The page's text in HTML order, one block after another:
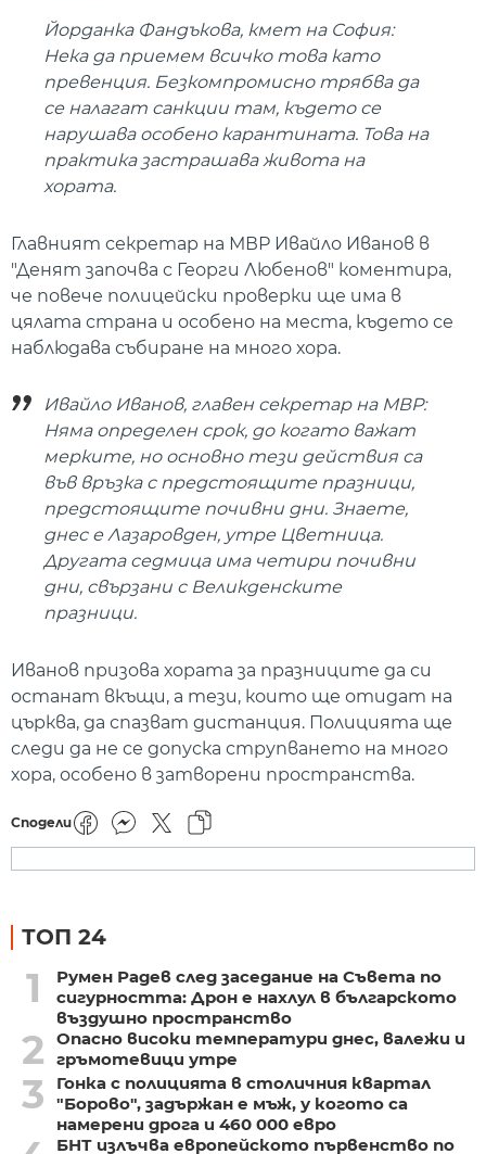
Йорданка Фандъкова, кмет на София:
Нека да приемем всичко това като
превенция. Безкомпромисно трябва да
се налагат санкции там, където се
нарушава особено карантината. Това на
практика застрашава живота на
хората.
Главният секретар на МВР Ивайло Иванов в
"Денят започва с Георги Любенов" коментира,
че повече полицейски проверки ще има в
цялата страна и особено на места, където се
наблюдава събиране на много хора.
Ивайло Иванов, главен секретар на МВР:
Няма определен срок, до когато важат
мерките, но основно тези действия са
във връзка с предстоящите празници,
предстоящите почивни дни. Знаете,
днес е Лазаровден, утре Цветница.
Другата седмица има четири почивни
дни, свързани с Великденските
празници.
Иванов призова хората за празниците да си
останат вкъщи, а тези, които ще отидат на
църква, да спазват дистанция. Полицията ще
следи да не се допуска струпването на много
хора, особено в затворени пространства.
Сподели
ТОП 24
1
Румен Радев след заседание на Съвета по
сигурността: Дрон е нахлул в българското
въздушно пространство
2
Опасно високи температури днес, валежи и
гръмотевици утре
3
Гонка с полицията в столичния квартал
"Борово", задържан е мъж, у когото са
намерени дрога и 460 000 евро
БНТ излъчва европейското първенство по